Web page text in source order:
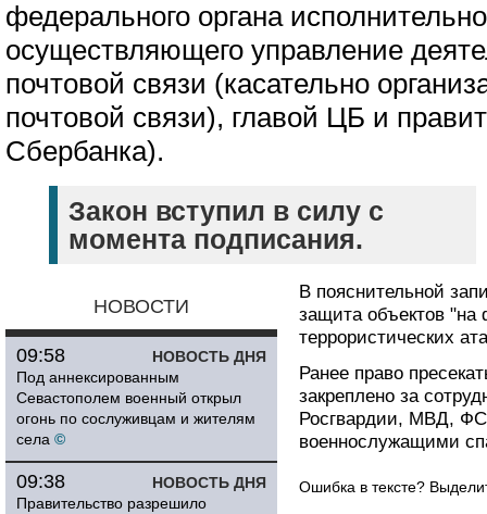
федерального органа
осуществляющего управление
почтовой связи (касательно
почтовой связи), главой ЦБ и
Сбербанка).
Закон вступил в силу с
момента подписания.
НОВОСТИ
НОВОСТЬ ДНЯ
09:58
Под аннексированным
Севастополем военный открыл
огонь по сослуживцам и жителям
села ©
НОВОСТЬ ДНЯ
09:38
Правительство разрешило
В пояснительной
защита объектов
террористических
Ранее право
закреплено за
Росгвардии, МВД,
военнослужащими
Ошибка в тексте?